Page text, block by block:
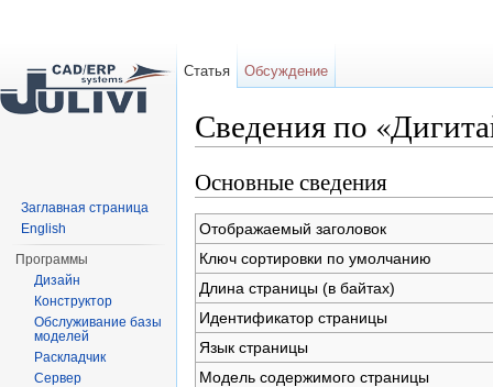
Сведения по
Основные сведения
Отображаемый заголовок
Ключ сортировки по умолчанию
Длина страницы (в байтах)
Идентификатор страницы
Язык страницы
Модель содержимого страницы
Статья Обсуждение
Заглавная страница
English
Программы
Дизайн
Конструктор
Обслуживание базы
моделей
Раскладчик
Сервер